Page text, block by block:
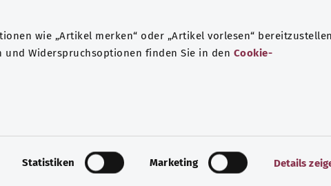
wie „Artikel merken“ oder „Artikel vorlesen“
Widerspruchsoptionen finden Sie in den Cookie-
Statistiken Marketing Details
Защита данных Выходные данные